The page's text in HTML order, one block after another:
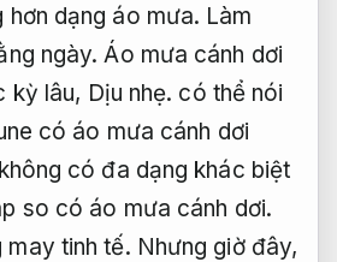
hơn dạng áo mưa. Làm
ngày. Áo mưa cánh dơi
kỳ lâu, Dịu nhẹ. có thể nói
có áo mưa cánh dơi
có đa dạng khác biệt
so có áo mưa cánh dơi.
tinh tế. Nhưng giờ đây,